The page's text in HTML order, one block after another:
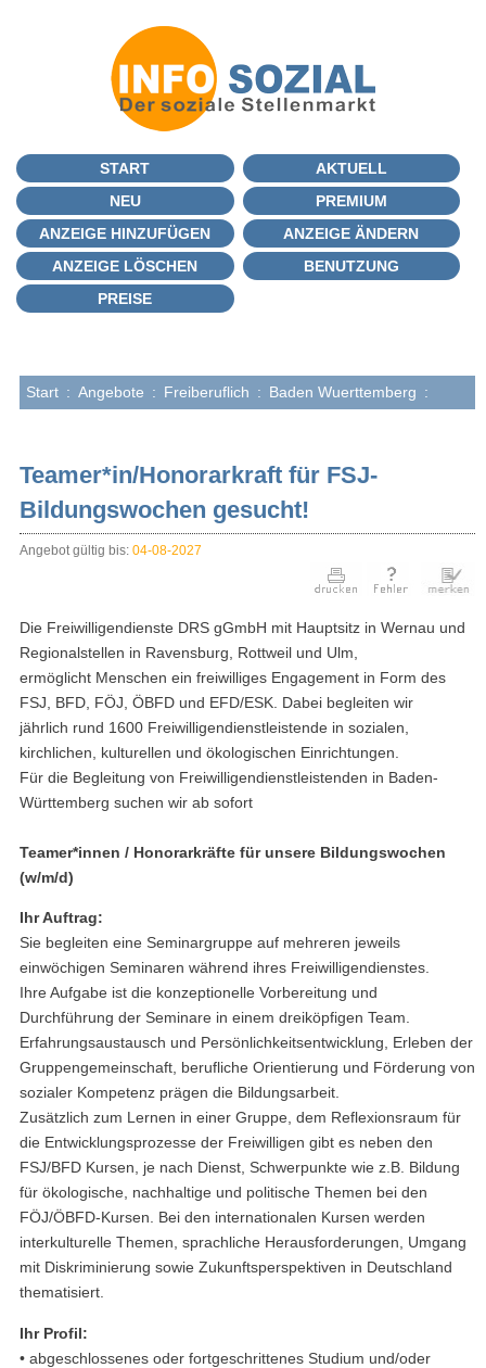
START
AKTUELL
NEU
PREMIUM
ANZEIGE HINZUFÜGEN
ANZEIGE ÄNDERN
ANZEIGE LÖSCHEN
BENUTZUNG
PREISE
Start : Angebote : Freiberuflich : Baden Wuerttemberg :
Teamer*in/Honorarkraft für FSJ-
Bildungswochen gesucht!
Angebot gültig bis: 04-08-2027
Die Freiwilligendienste DRS gGmbH mit Hauptsitz in Wernau und
Regionalstellen in Ravensburg, Rottweil und Ulm,
ermöglicht Menschen ein freiwilliges Engagement in Form des
FSJ, BFD, FÖJ, ÖBFD und EFD/ESK. Dabei begleiten wir
jährlich rund 1600 Freiwilligendienstleistende in sozialen,
kirchlichen, kulturellen und ökologischen Einrichtungen.
Für die Begleitung von Freiwilligendienstleistenden in Baden-
Württemberg suchen wir ab sofort
Teamer*innen / Honorarkräfte für unsere Bildungswochen
(w/m/d)
Ihr Auftrag:
Sie begleiten eine Seminargruppe auf mehreren jeweils
einwöchigen Seminaren während ihres Freiwilligendienstes.
Ihre Aufgabe ist die konzeptionelle Vorbereitung und
Durchführung der Seminare in einem dreiköpfigen Team.
Erfahrungsaustausch und Persönlichkeitsentwicklung, Erleben der
Gruppengemeinschaft, berufliche Orientierung und Förderung von
sozialer Kompetenz prägen die Bildungsarbeit.
Zusätzlich zum Lernen in einer Gruppe, dem Reflexionsraum für
die Entwicklungsprozesse der Freiwilligen gibt es neben den
FSJ/BFD Kursen, je nach Dienst, Schwerpunkte wie z.B. Bildung
für ökologische, nachhaltige und politische Themen bei den
FÖJ/ÖBFD-Kursen. Bei den internationalen Kursen werden
interkulturelle Themen, sprachliche Herausforderungen, Umgang
mit Diskriminierung sowie Zukunftsperspektiven in Deutschland
thematisiert.
Ihr Profil:
• abgeschlossenes oder fortgeschrittenes Studium und/oder